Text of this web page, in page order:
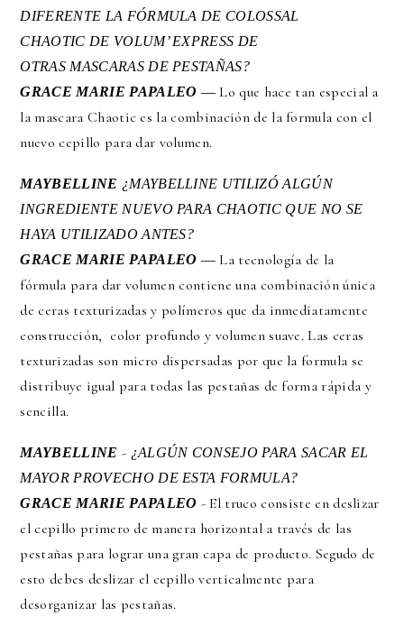
DIFERENTE LA FÓRMULA DE COLOSSAL
CHAOTIC DE VOLUM’ EXPRESS DE
OTRAS MASCARAS DE PESTAÑAS?
GRACE MARIE PAPALEO ― Lo que hace tan especial a
la mascara Chaotic es la combinación de la formula con el
nuevo cepillo para dar volumen.
MAYBELLINE ¿MAYBELLINE UTILIZÓ ALGÚN
INGREDIENTE NUEVO PARA CHAOTIC QUE NO SE
HAYA UTILIZADO ANTES?
GRACE MARIE PAPALEO ― La tecnología de la
fórmula para dar volumen contiene una combinación única
de ceras texturizadas y polímeros que da inmediatamente
construcción, color profundo y volumen suave. Las ceras
texturizadas son micro dispersadas por que la formula se
distribuye igual para todas las pestañas de forma rápida y
sencilla.
MAYBELLINE - ¿ALGÚN CONSEJO PARA SACAR EL
MAYOR PROVECHO DE ESTA FORMULA?
GRACE MARIE PAPALEO - El truco consiste en deslizar
el cepillo primero de manera horizontal a través de las
pestañas para lograr una gran capa de producto. Segudo de
esto debes deslizar el cepillo verticalmente para
desorganizar las pestañas.